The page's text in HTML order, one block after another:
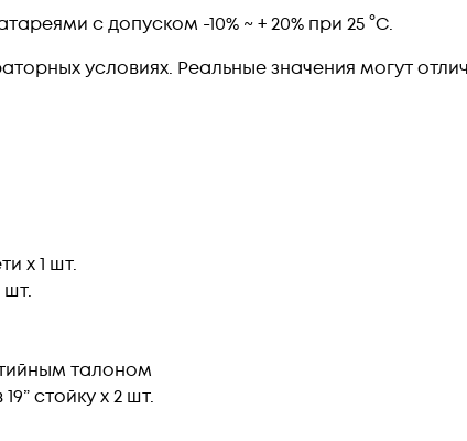
с допуском -10% ~ + 20% при 25 °C.
условиях. Реальные значения могут
х 1 шт.
талоном
стойку х 2 шт.